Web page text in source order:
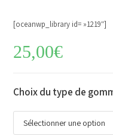
[oceanwp_library id= »1219″]
25,00€
Choix du type de